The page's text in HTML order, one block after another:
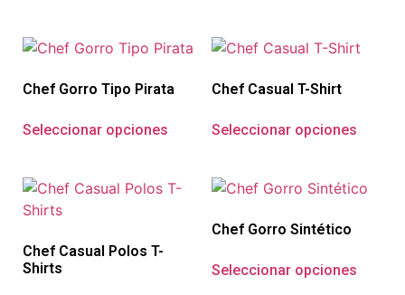
Chef Gorro Tipo Pirata
Seleccionar opciones
Chef Casual T-Shirt
Seleccionar opciones
Chef Casual Polos T-
Shirts
Chef Gorro Sintético
Seleccionar opciones